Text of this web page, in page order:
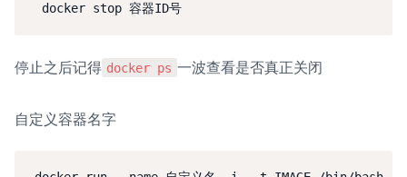
  docker stop 容器ID号
停止之后记得 docker ps 一波查看是否真正关闭
自定义容器名字